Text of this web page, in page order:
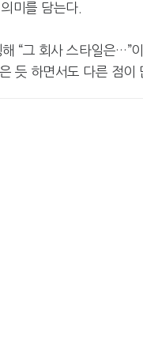
미를 담는다.
“그 회사 스타일은…”
듯 하면서도 다른 점이